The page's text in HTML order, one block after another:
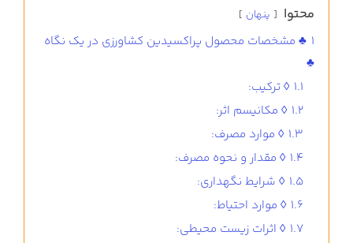
محتوا پنهان
1 ♣ مشخصات محصول پراکسیدین کشاورزی در یک نگاه
♣
1.1 ◊ ترکیب:
1.2 ◊ مکانیسم اثر:
1.3 ◊ موارد مصرف:
1.4 ◊ مقدار و نحوه مصرف:
1.5 ◊ شرایط نگهداری:
1.6 ◊ موارد احتیاط:
1.7 ◊ اثرات زیست محیطی: